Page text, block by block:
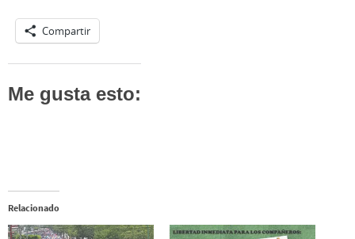
Compartir
Me gusta esto:
Relacionado